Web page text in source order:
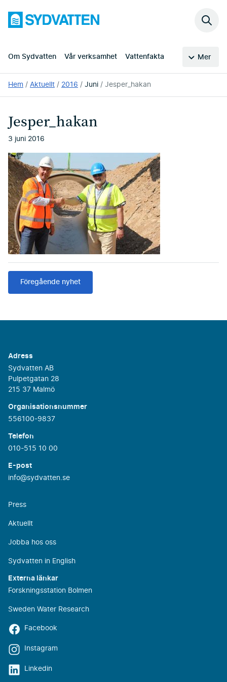
huvudinnehållet
Sydvatten
Om Sydvatten Vår verksamhet Vattenfakta Mer
Sök
Du
är
Hem Aktuellt 2016 Juni Jesper_hakan
Jesper_hakan
3 juni 2016
Föregående nyhet
Adress
Sydvatten AB
Pulpetgatan 28
215 37 Malmö
Organisationsnummer
556100-9837
Telefon
010-515 10 00
E-post
info@sydvatten.se
Press
Aktuellt
Jobba hos oss
Sydvatten in English
Externa länkar
Forskningsstation Bolmen
Sweden Water Research
Facebook
Instagram
Linkedin